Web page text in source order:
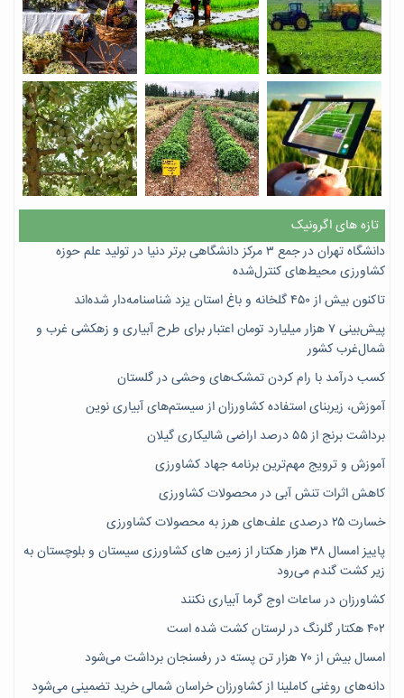
تازه های اگرونیک
دانشگاه تهران در جمع ۳ مرکز دانشگاهی برتر دنیا در تولید علم حوزه
کشاورزی محیط‌های کنترل‌شده
تاکنون بیش از ۴۵۰ گلخانه و باغ استان یزد شناسنامه‌دار شده‌اند
پیش‌بینی ۷‌ هزار میلیارد تومان اعتبار برای طرح آبیاری و زهکشی غرب و
شمال‌غرب کشور
کسب درآمد با رام کردن تمشک‌های وحشی در گلستان
آموزش، زیربنای استفاده کشاورزان از سیستم‌های آبیاری نوین
برداشت برنج از ۵۵ درصد اراضی شالیکاری گیلان
آموزش و ترویج مهم‌ترین برنامه جهاد کشاورزی
کاهش اثرات تنش آبی در محصولات کشاورزی
خسارت ۲۵ درصدی علف‌های هرز به محصولات کشاورزی
پاییز امسال ۳۸ هزار هکتار از زمین های کشاورزی سیستان و بلوچستان به
زیر کشت گندم می‌رود
کشاورزان در ساعات اوج گرما آبیاری نکنند
۴۰۲ هکتار گلرنگ در لرستان کشت شده است
امسال بیش از ۷۰ هزار تن پسته در رفسنجان برداشت می‌شود
دانه‌های روغنی کاملینا از کشاورزان خراسان شمالی خرید تضمینی می‌شود